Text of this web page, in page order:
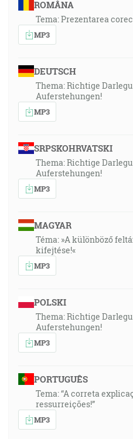
ROMÂNA
Tema: Prezentarea
MP3
DEUTSCH
Thema: Richtige
Auferstehungen!
MP3
SRPSKOHRVATSKI
Thema: Richtige
Auferstehungen!
MP3
MAGYAR
Téma: »A különböző
kifejtése!«
MP3
POLSKI
Thema: Richtige
Auferstehungen!
MP3
PORTUGUÊS
Tema: “A correta
ressurreições!”
MP3